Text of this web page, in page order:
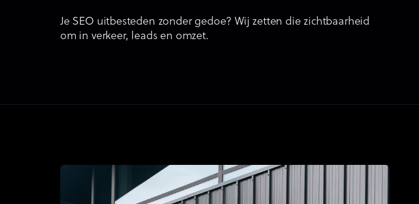
Je SEO uitbesteden zonder gedoe? Wij zetten die zichtbaarheid
om in verkeer, leads en omzet.